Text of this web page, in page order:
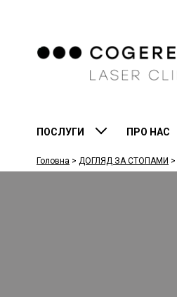
ПОСЛУГИ ПРО НАС
Головна > ДОГЛЯД ЗА СТОПАМИ >